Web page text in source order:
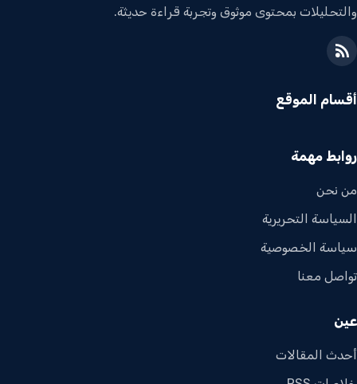
والتحليلات بمحتوى موثوق وتجربة قراءة حديثة.
أقسام الموقع
روابط مهمة
من نحن
السياسة التحريرية
سياسة الخصوصية
تواصل معنا
عين
أحدث المقالات